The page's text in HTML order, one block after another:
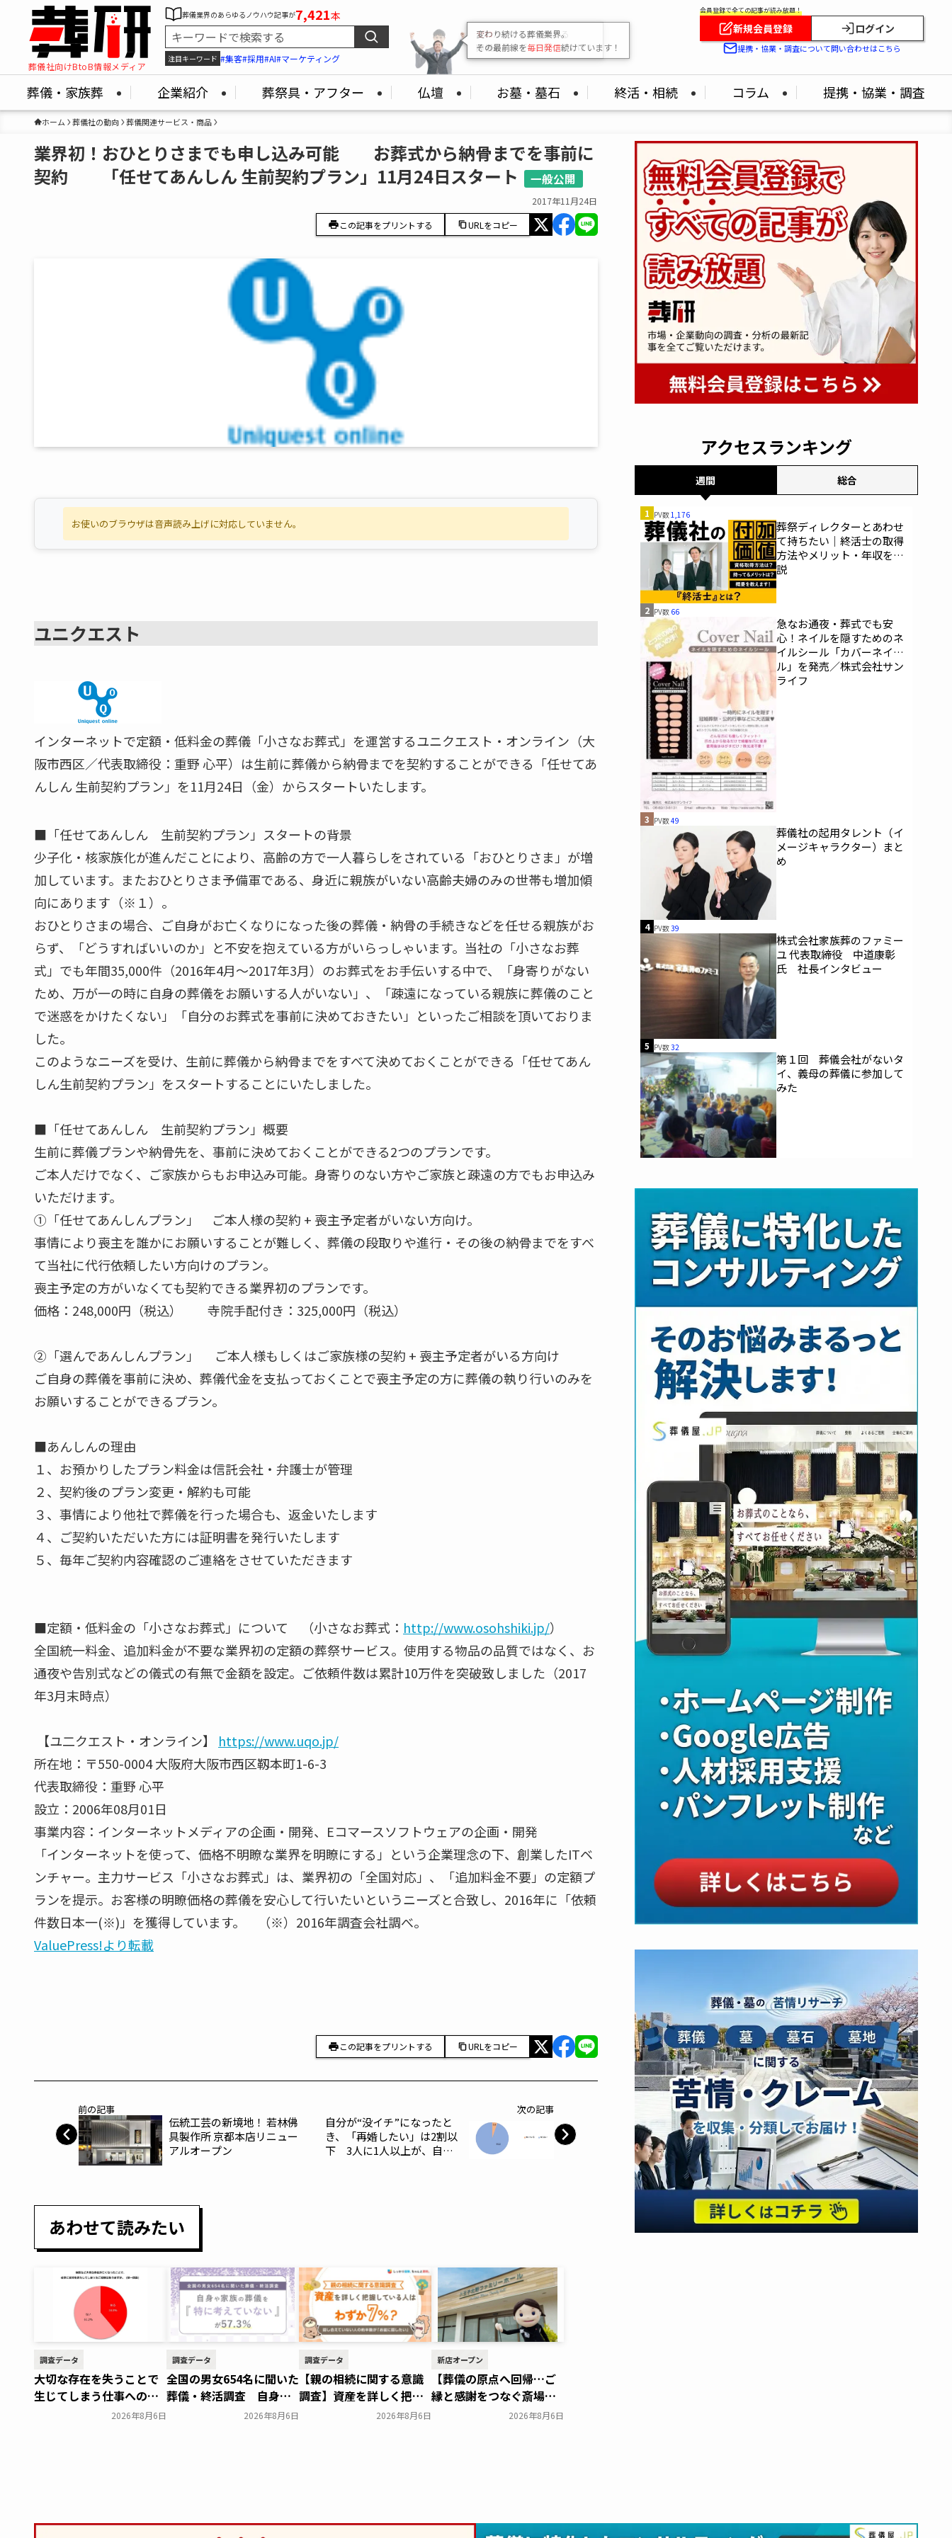
葬儀社向けBtoB情報メディア
葬儀業界のあらゆるノウハウ記事が7,421本
注目キーワード #集客#採用#AI#マーケティング
変わり続ける葬儀業界。
その最前線を毎日発信続けています！
会員登録で全ての記事が読み放題！
新規会員登録 ログイン
提携・協業・調査について問い合わせはこちら
葬儀・家族葬 企業紹介 葬祭具・アフター 仏壇 お墓・墓石 終活・相続 コラム 提携・協業・調査
ホーム 葬儀社の動向 葬儀関連サービス・商品
業界初！おひとりさまでも申し込み可能 お葬式から納骨までを事前に
契約 「任せてあんしん 生前契約プラン」11月24日スタート
一般公開
2017年11月24日
この記事をプリントする
URLをコピー
お使いのブラウザは音声読み上げに対応していません。
ユニクエスト
インターネットで定額・低料金の葬儀「小さなお葬式」を運営するユニクエスト・オンライン（大
阪市西区／代表取締役：重野 心平）は生前に葬儀から納骨までを契約することができる「任せてあ
んしん 生前契約プラン」を11月24日（金）からスタートいたします。
■「任せてあんしん 生前契約プラン」スタートの背景
少子化・核家族化が進んだことにより、高齢の方で一人暮らしをされている「おひとりさま」が増
加しています。またおひとりさま予備軍である、身近に親族がいない高齢夫婦のみの世帯も増加傾
向にあります（※１）。
おひとりさまの場合、ご自身がお亡くなりになった後の葬儀・納骨の手続きなどを任せる親族がお
らず、「どうすればいいのか」と不安を抱えている方がいらっしゃいます。当社の「小さなお葬
式」でも年間35,000件（2016年4月～2017年3月）のお葬式をお手伝いする中で、「身寄りがない
ため、万が一の時に自身の葬儀をお願いする人がいない」、「疎遠になっている親族に葬儀のこと
で迷惑をかけたくない」「自分のお葬式を事前に決めておきたい」といったご相談を頂いておりま
した。
このようなニーズを受け、生前に葬儀から納骨までをすべて決めておくことができる「任せてあん
しん生前契約プラン」をスタートすることにいたしました。
■「任せてあんしん 生前契約プラン」概要
生前に葬儀プランや納骨先を、事前に決めておくことができる2つのプランです。
ご本人だけでなく、ご家族からもお申込み可能。身寄りのない方やご家族と疎遠の方でもお申込み
いただけます。
①「任せてあんしんプラン」 ご本人様の契約 + 喪主予定者がいない方向け。
事情により喪主を誰かにお願いすることが難しく、葬儀の段取りや進行・その後の納骨までをすべ
て当社に代行依頼したい方向けのプラン。
喪主予定の方がいなくても契約できる業界初のプランです。
価格：248,000円（税込） 寺院手配付き：325,000円（税込）
②「選んであんしんプラン」 ご本人様もしくはご家族様の契約 + 喪主予定者がいる方向け
ご自身の葬儀を事前に決め、葬儀代金を支払っておくことで喪主予定の方に葬儀の執り行いのみを
お願いすることができるプラン。
■あんしんの理由
１、お預かりしたプラン料金は信託会社・弁護士が管理
２、契約後のプラン変更・解約も可能
３、事情により他社で葬儀を行った場合も、返金いたします
４、ご契約いただいた方には証明書を発行いたします
５、毎年ご契約内容確認のご連絡をさせていただきます
■定額・低料金の「小さなお葬式」について （小さなお葬式： http://www.osohshiki.jp/）
全国統一料金、追加料金が不要な業界初の定額の葬祭サービス。使用する物品の品質ではなく、お
通夜や告別式などの儀式の有無で金額を設定。ご依頼件数は累計10万件を突破致しました（2017
年3月末時点）
【ユ二クエスト・オンライン】 https://www.uqo.jp/
所在地：〒550-0004 大阪府大阪市西区靱本町1-6-3
代表取締役：重野 心平
設立：2006年08月01日
事業内容：インターネットメディアの企画・開発、Eコマースソフトウェアの企画・開発
「インターネットを使って、価格不明瞭な業界を明瞭にする」という企業理念の下、創業したITベ
ンチャー。主力サービス「小さなお葬式」は、業界初の「全国対応」、「追加料金不要」の定額プ
ランを提示。お客様の明瞭価格の葬儀を安心して行いたいというニーズと合致し、2016年に「依頼
件数日本一(※)」を獲得しています。 （※）2016年調査会社調べ。
ValuePress!より転載
この記事をプリントする URLをコピー
前の記事
伝統工芸の新境地！ 若林佛
具製作所 京都本店リニュー
アルオープン
次の記事
自分が“没イチ”になったと
き、「再婚したい」は2割以
下 3人に1人以上が、自分
あわせて読みたい
調査データ
大切な存在を失うことで
生じてしまう仕事への支
障 「経験がある」2026年8月6日
調査データ
全国の男女654名に聞いた
葬儀・終活調査 自身や
家族の葬儀について「特
2026年8月6日
調査データ
【親の相続に関する意識
調査】資産を詳しく把握
している人はわずか7％？
2026年8月6日
新店オープン
【葬儀の原点へ回帰…ご
縁と感謝をつなぐ斎場】
サン・ライフ、「八王子
2026年8月6日
アクセスランキング
週間 総合
1 PV数1,176
葬祭ディレクターとあわせ
て持ちたい｜終活士の取得
方法やメリット・年収を解
説
2 PV数 66
急なお通夜・葬式でも安
心！ネイルを隠すためのネ
イルシール「カバーネイ
ル」を発売／株式会社サン
ライフ
3 PV数49
葬儀社の起用タレント（イ
メージキャラクター）まと
め
4 PV数39
株式会社家族葬のファミー
ユ 代表取締役 中道康彰
氏 社長インタビュー
5 PV数32
第１回 葬儀会社がないタ
イ、義母の葬儀に参加して
みた